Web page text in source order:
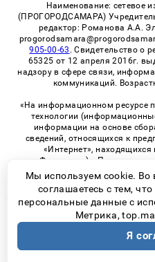
Наименование: сетевое
(ПРОГОРОДСАМАРА)
редактор: Романова А.А.
905-00-63 . Свидетельство о
65325 от 12 апреля 2016г.
надзору в сфере связи,
коммуникаций.
«На информационном ресурсе
технологии
информации на основе
сведений, относящихся к
«Интернет», находящихся
Федерации)». Правила
технологий в виджетах
© 2026
Возрастная
Политика
Мы используем cookie. Во
соглашаетесь с тем,
персональные данные с
Метрика,
Я